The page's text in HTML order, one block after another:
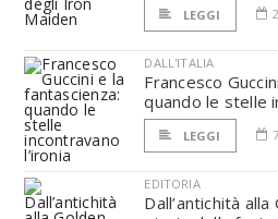
LEGGI
DALL'ITALIA
Francesco
quando le stelle
LEGGI
EDITORIA
Dall’antichità